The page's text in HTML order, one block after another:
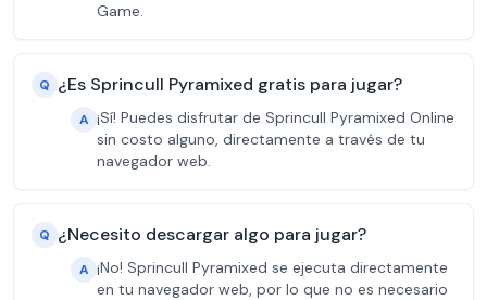
Game.
Q ¿Es Sprincull Pyramixed gratis para jugar?
A ¡Sí! Puedes disfrutar de Sprincull Pyramixed Online
sin costo alguno, directamente a través de tu
navegador web.
Q ¿Necesito descargar algo para jugar?
A ¡No! Sprincull Pyramixed se ejecuta directamente
en tu navegador web, por lo que no es necesario